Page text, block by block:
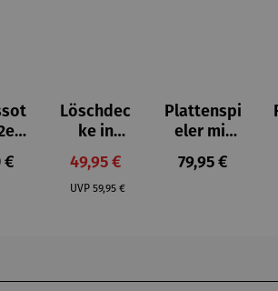
Preis:
€
Löschdec
ke in
Design-
Box
Verkaufspreis:
49,95 €
UVP Regulärer Preis:
59,95 €
Plattenspi
eler mit
Stereorad
Regulärer
79,95 €